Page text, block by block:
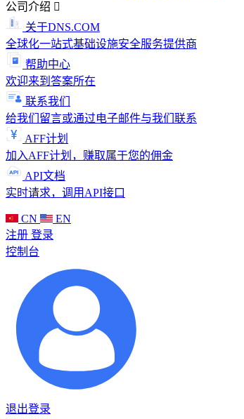
公司介绍
关于DNS.COM
全球化一站式基础设施安全服务提供商
帮助中心
欢迎来到答案所在
联系我们
给我们留言或通过电子邮件与我们联系
AFF计划
加入AFF计划，赚取属于您的佣金
API文档
实时请求，调用API接口
CN
EN
注册 登录
控制台
退出登录